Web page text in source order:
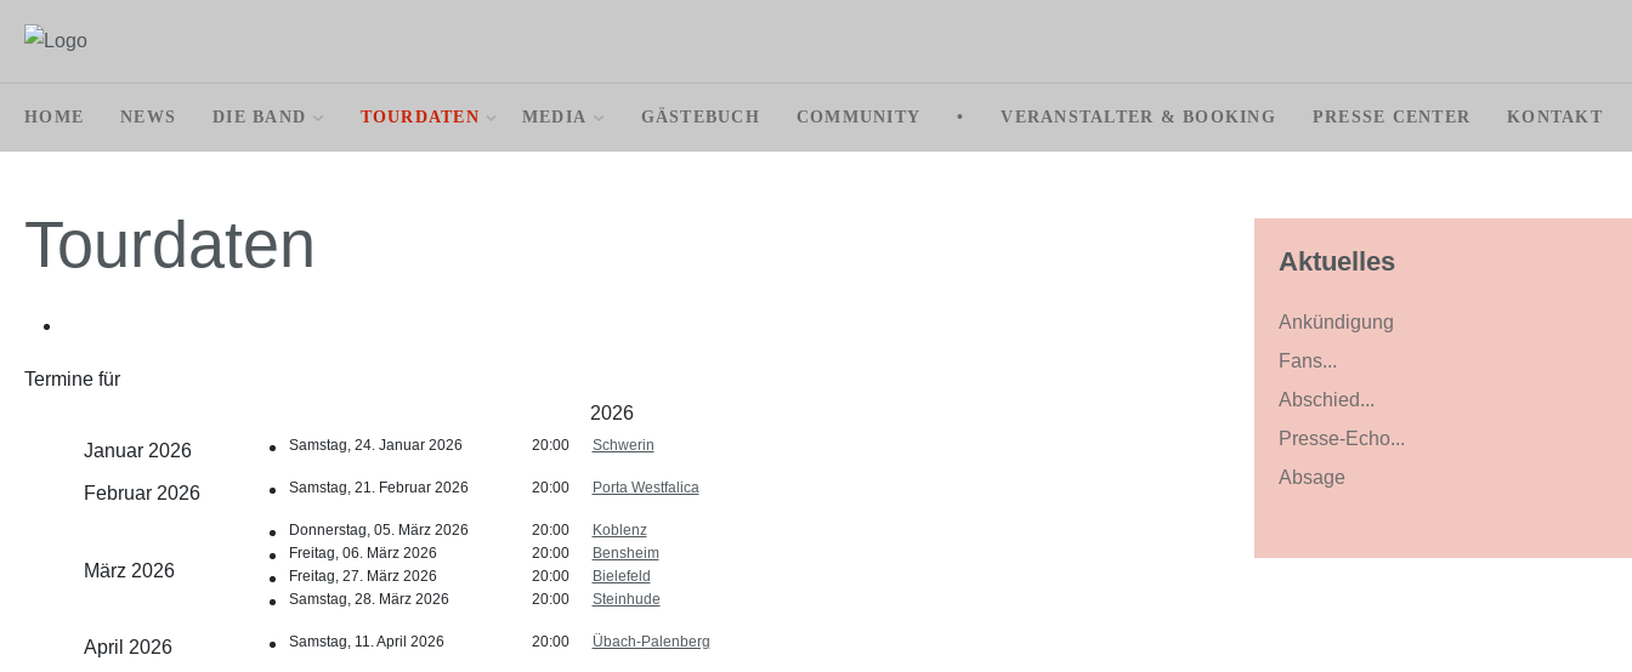
HOME NEWS DIE BAND TOURDATEN MEDIA GÄSTEBUCH COMMUNITY • VERANSTALTER & BOOKING PRESSE CENTER KONTAKT
Aktuelles
Ankündigung
Fans...
Abschied...
Presse-Echo...
Absage
Tourdaten
Termine für
2026
Januar 2026
Samstag, 24. Januar 2026 20:00 Schwerin
Februar 2026 Samstag, 21. Februar 2026 20:00 Porta Westfalica
März 2026
Donnerstag, 05. März 2026 20:00
Koblenz
Freitag, 06. März 2026
20:00
Bensheim
Freitag, 27. März 2026
20:00
Bielefeld
Samstag, 28. März 2026
20:00 Steinhude
April 2026 Samstag, 11. April 2026 20:00 Übach-Palenberg